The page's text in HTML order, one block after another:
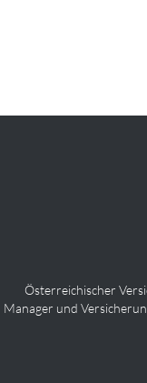
Österreichischer
Manager und